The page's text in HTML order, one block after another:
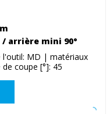
arrière mini 90°
l'outil: MD | matériaux
coupe [°]: 45